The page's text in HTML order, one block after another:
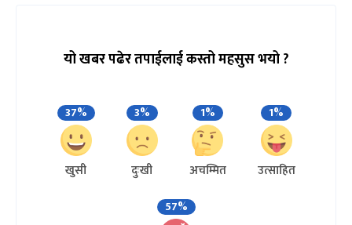
यो खबर पढेर तपाईलाई कस्तो महसुस भयो ?
37%
खुसी
3%
दुःखी
1%
अचम्मित
1%
उत्साहित
57%